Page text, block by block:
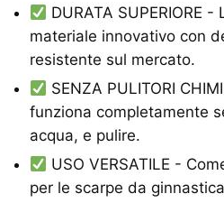
DURATA SUPERIORE
materiale innovativo con
resistente sul mercato.
SENZA PULITORI
funziona completamente
acqua, e pulire.
USO VERSATILE -
per le scarpe da